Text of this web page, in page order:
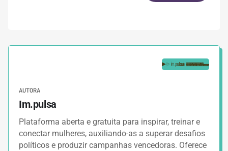
AUTORA
Im.pulsa
Plataforma aberta e gratuita para inspirar, treinar e
conectar mulheres, auxiliando-as a superar desafios
políticos e produzir campanhas vencedoras. Oferece